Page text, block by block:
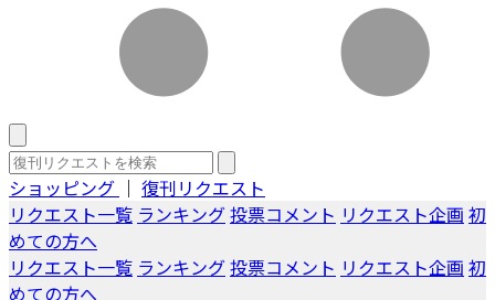
ショッピング ｜ 復刊リクエスト
リクエスト一覧 ランキング投票コメント リクエスト企画 初
めての方へ
リクエスト一覧 ランキング投票コメント リクエスト企画 初
めての方へ